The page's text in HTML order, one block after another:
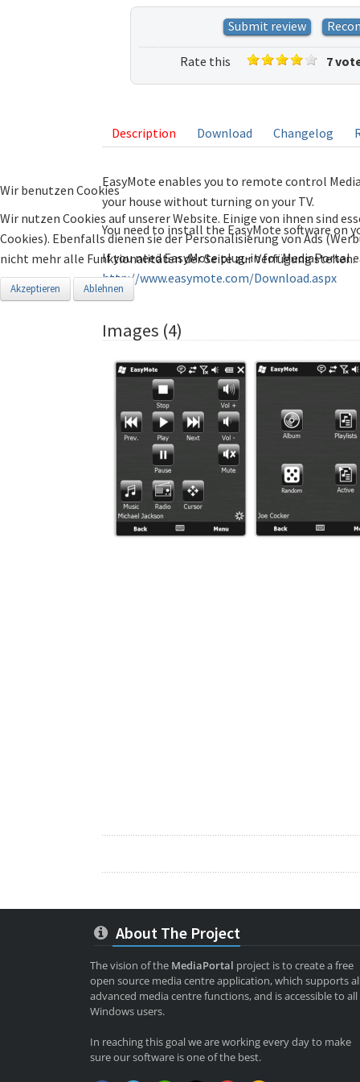
Submit review
Rate this
listing
7
Description Download Changelog
EasyMote enables you to remote control
your house without turning on your TV.
You need to install the EasyMote software on
If you need EasyMote plug-in for MediaPortal
http://www.easymote.com/Download.aspx
Images (4)
About The Project
The vision of the MediaPortal project is to create a free
open source media centre application, which supports
advanced media centre functions, and is accessible to all
Windows users.
In reaching this goal we are working every day to make
sure our software is one of the best.
Wir benutzen Cookies
Wir nutzen Cookies auf unserer Website. Einige von ihnen sind
Cookies). Ebenfalls dienen sie der Personalisierung von Ads
nicht mehr alle Funktionalitäten der Seite zur Verfügung stehen.
Akzeptieren Ablehnen